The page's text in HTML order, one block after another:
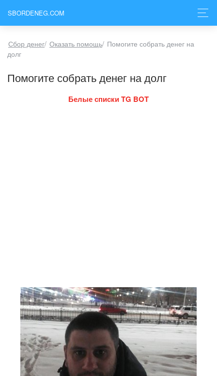
SBORDENEG.COM
Сбор денег/ Оказать помощь/ Помогите собрать денег на
долг
Помогите собрать денег на долг
Белые списки TG BOT